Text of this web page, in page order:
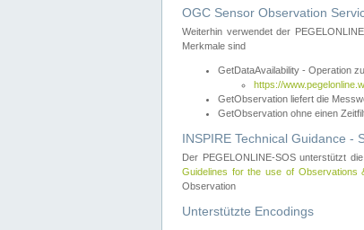
OGC Sensor Observation
Weiterhin verwendet der
Merkmale sind
GetDataAvailability - Operation
https://
GetObservation liefert die
GetObservation ohne einen
INSPIRE Technical Guidance -
Der PEGELONLINE-SOS unterstützt die
Guidelines for the use of Observations
Observation
Unterstützte Encodings